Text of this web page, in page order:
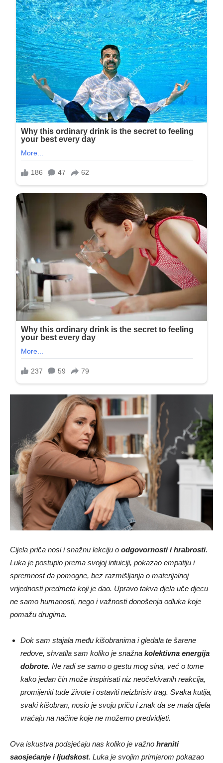
Cijela priča nosi i snažnu lekciju o odgovornosti i hrabrosti.
Luka je postupio prema svojoj intuiciji, pokazao empatiju i
spremnost da pomogne, bez razmišljanja o materijalnoj
vrijednosti predmeta koji je dao. Upravo takva djela uče djecu
ne samo humanosti, nego i važnosti donošenja odluka koje
pomažu drugima.
Dok sam stajala među kišobranima i gledala te šarene
redove, shvatila sam koliko je snažna kolektivna energija
dobrote. Ne radi se samo o gestu mog sina, već o tome
kako jedan čin može inspirisati niz neočekivanih reakcija,
promijeniti tuđe živote i ostaviti neizbrisiv trag. Svaka kutija,
svaki kišobran, nosio je svoju priču i znak da se mala djela
vraćaju na načine koje ne možemo predvidjeti.
Ova iskustva podsjećaju nas koliko je važno hraniti
saosjećanje i ljudskost. Luka je svojim primjerom pokazao